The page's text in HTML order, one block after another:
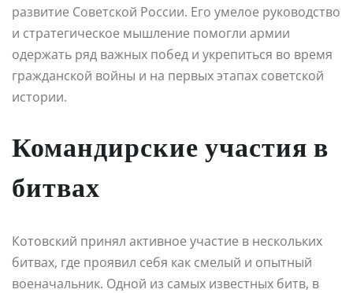
развитие Советской России. Его умелое руководство
и стратегическое мышление помогли армии
одержать ряд важных побед и укрепиться во время
гражданской войны и на первых этапах советской
истории.
Командирские участия в
битвах
Котовский принял активное участие в нескольких
битвах, где проявил себя как смелый и опытный
военачальник. Одной из самых известных битв, в